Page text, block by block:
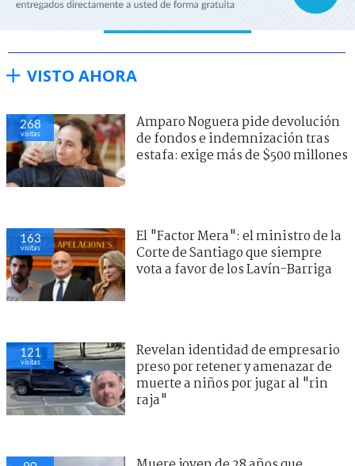
VISTO AHORA
275
visitas
Amparo Noguera pide devolución
de fondos e indemnización tras
estafa: exige más de $500 millones
173
visitas
El "Factor Mera": el ministro de la
Corte de Santiago que siempre
vota a favor de los Lavín-Barriga
122
visitas
Revelan identidad de empresario
preso por retener y amenazar de
muerte a niños por jugar al "rin
raja"